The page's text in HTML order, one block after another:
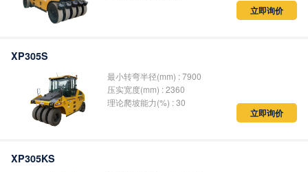
立即询价
XP305S
最小转弯半径(mm) : 7900
压实宽度(mm) : 2360
理论爬坡能力(%) : 30
立即询价
XP305KS